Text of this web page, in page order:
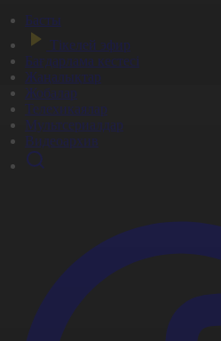
Басты
Тікелей эфир
Бағдарлама кестесі
Жаңалықтар
Жобалар
Телехикаялар
Мультсериалдар
Видеоархив